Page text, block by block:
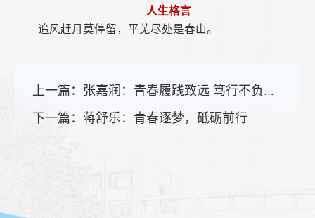
人生格言
追风赶月莫停留，平芜尽处是春山。
上一篇： 张嘉润：青春履践致远 笃行不负韶华
下一篇：蒋舒乐：青春逐梦，砥砺前行